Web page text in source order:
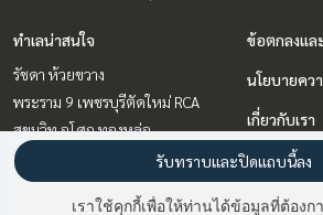
ทำเลน่าสนใจ
รัชดา ห้วยขวาง
พระราม 9 เพชรบุรีตัดใหม่ RCA
สุขุมวิท อโศก ทองหล่อ
บางนา แบริ่ง ลาซาล
ลาดพร้าว เซ็นทรัลลาดพร้าว
ข้อตกลงแล
นโยบายคว
เกี่ยวกับเรา
วิธีการฝากข
ติดต่อ
เราใช้คุกกี้เพื่อให้ท่านได้ข้อมูลที่ต้องก
รับทราบและปิดแถบนี้ลง